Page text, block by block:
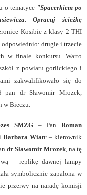
o tematyce "Spacerkiem po
Opracuj ścieżkę
Kosibie z klasy 2 THI
drugie i trzecie
w finale konkursu. Warto
z powiatu gorlickiego i
zakwalifikowało się do
pan dr Sławomir Mrozek,
w Bieczu.
SMZG– PanRoman
Barbara Wiatr – kierownik
dr Sławomir Mrozek, na tę
– replikę dawnej lampy
symbolicznie zapalona w
przerwy na naradę komisji